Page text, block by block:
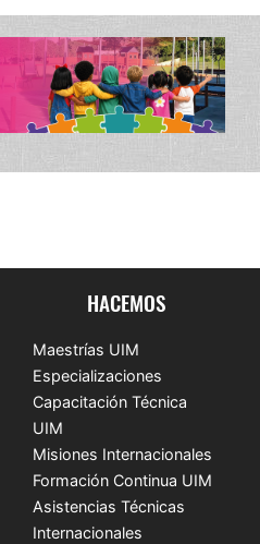
HACEMOS
Maestrías UIM
Especializaciones
Capacitación Técnica
UIM
Misiones Internacionales
Formación Continua UIM
Asistencias Técnicas
Internacionales